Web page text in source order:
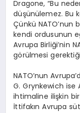
Dragone, “Bu
düşünülemez. Bu
Çünkü NATO’nun
kendi ordusunun
Avrupa Birliği’nin
görülmesi
NATO’nun
G. Grynkewich ise
ihtimaline ilişkin
İttifakın Avrupa